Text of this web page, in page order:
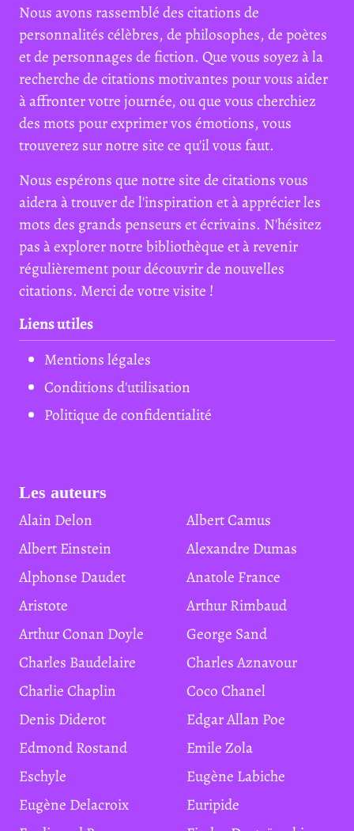
Nous avons rassemblé des citations de
personnalités célèbres, de philosophes, de poètes
et de personnages de fiction. Que vous soyez à la
recherche de citations motivantes pour vous aider
à affronter votre journée, ou que vous cherchiez
des mots pour exprimer vos émotions, vous
trouverez sur notre site ce qu'il vous faut.
Nous espérons que notre site de citations vous
aidera à trouver de l'inspiration et à apprécier les
mots des grands penseurs et écrivains. N'hésitez
pas à explorer notre bibliothèque et à revenir
régulièrement pour découvrir de nouvelles
citations. Merci de votre visite !
Liens utiles
Mentions légales
Conditions d'utilisation
Politique de confidentialité
Les auteurs
Alain Delon
Albert Camus
Albert Einstein
Alexandre Dumas
Alphonse Daudet
Anatole France
Aristote
Arthur Rimbaud
Arthur Conan Doyle
George Sand
Charles Baudelaire
Charles Aznavour
Charlie Chaplin
Coco Chanel
Denis Diderot
Edgar Allan Poe
Edmond Rostand
Emile Zola
Eschyle
Eugène Labiche
Eugène Delacroix
Euripide